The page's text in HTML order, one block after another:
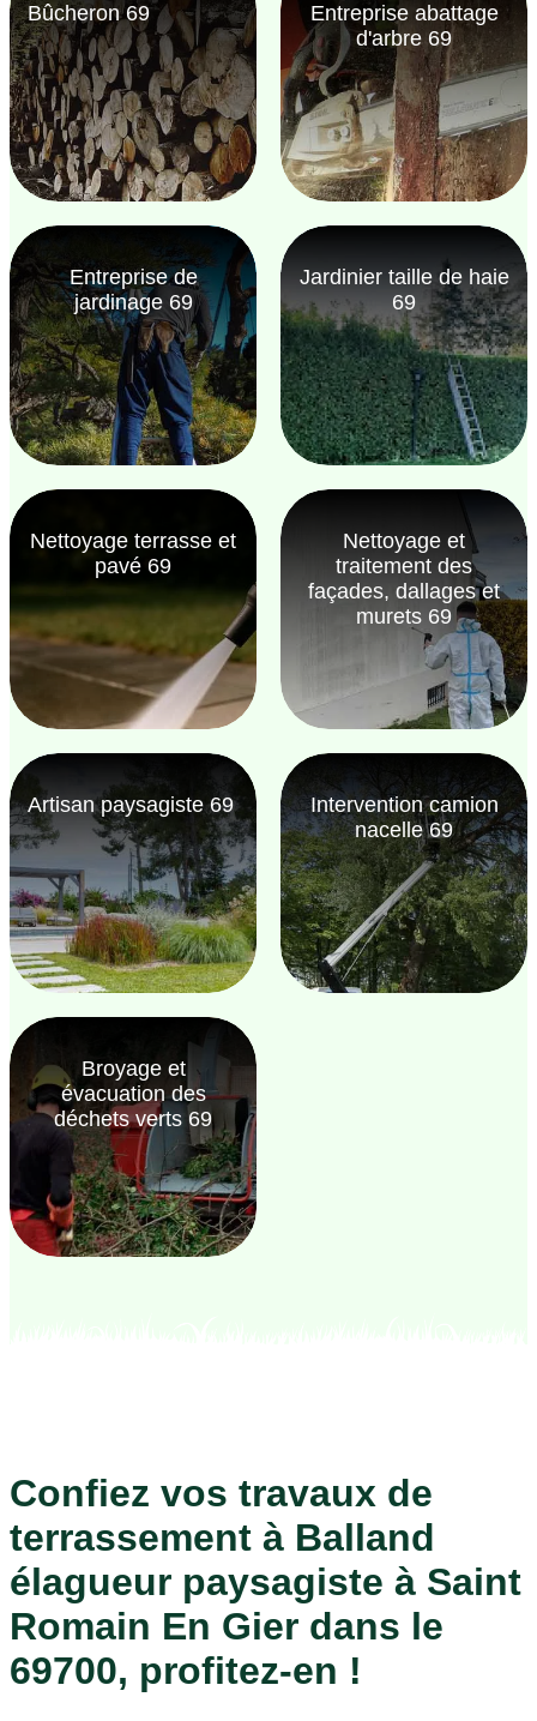
Bûcheron 69
Entreprise abattage
d'arbre 69
Entreprise de
jardinage 69
Jardinier taille de haie
69
Nettoyage terrasse et
pavé 69
Nettoyage et
traitement des
façades, dallages et
murets 69
Artisan paysagiste 69
Intervention camion
nacelle 69
Broyage et
évacuation des
déchets verts 69
Confiez vos travaux de
terrassement à Balland
élagueur paysagiste à Saint
Romain En Gier dans le
69700, profitez-en !